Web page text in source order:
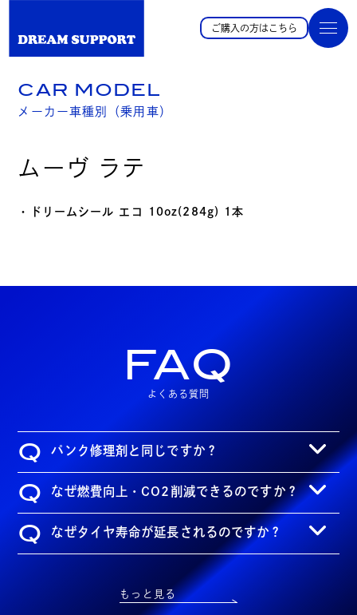
ご購入の方はこちら
CAR MODEL
メーカー車種別（乗用車）
ムーヴ ラテ
・ドリームシール エコ 10oz(284g) 1本
FAQ
よくある質問
Q パンク修理剤と同じですか？
Q なぜ燃費向上・CO2削減できるのですか？
Q なぜタイヤ寿命が延長されるのですか？
もっと見る